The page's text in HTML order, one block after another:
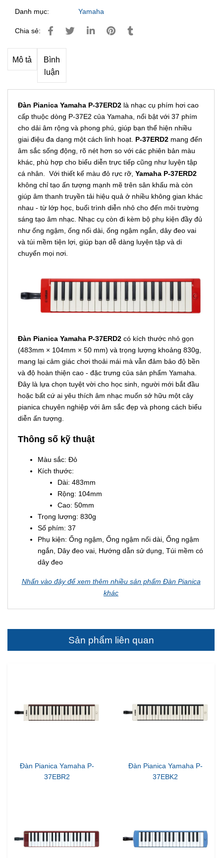
Danh mục: Yamaha
Chia sẻ:
Mô tả
Bình
luận
Đàn Pianica Yamaha P-37ERD2 là nhạc cụ phím hơi cao
cấp thuộc dòng P-37E2 của Yamaha, nổi bật với 37 phím
cho dải âm rộng và phong phú, giúp bạn thể hiện nhiều
giai điệu đa dạng một cách linh hoạt. P-37ERD2 mang đến
âm sắc sống động, rõ nét hơn so với các phiên bản màu
khác, phù hợp cho biểu diễn trực tiếp cũng như luyện tập
cá nhân. Với thiết kế màu đỏ rực rỡ, Yamaha P-37ERD2
không chỉ tạo ấn tượng mạnh mẽ trên sân khấu mà còn
giúp âm thanh truyền tải hiệu quả ở nhiều không gian khác
nhau - từ lớp học, buổi trình diễn nhỏ cho đến môi trường
sáng tạo âm nhạc. Nhạc cụ còn đi kèm bộ phụ kiện đầy đủ
như ống ngậm, ống nối dài, ống ngậm ngắn, dây đeo vai
và túi mềm tiện lợi, giúp bạn dễ dàng luyện tập và di
chuyển mọi nơi.
Đàn Pianica Yamaha P-37ERD2 có kích thước nhỏ gọn
(483mm × 104mm × 50 mm) và trọng lượng khoảng 830g,
mang lại cảm giác chơi thoải mái mà vẫn đảm bảo độ bền
và độ hoàn thiện cao - đặc trưng của sản phẩm Yamaha.
Đây là lựa chọn tuyệt vời cho học sinh, người mới bắt đầu
hoặc bất cứ ai yêu thích âm nhạc muốn sở hữu một cây
pianica chuyên nghiệp với âm sắc đẹp và phong cách biểu
diễn ấn tượng.
Thông số kỹ thuật
Màu sắc: Đỏ
Kích thước:
Dài: 483mm
Rộng: 104mm
Cao: 50mm
Trọng lượng: 830g
Số phím: 37
Phụ kiện: Ống ngậm, Ống ngậm nối dài, Ống ngậm
ngắn, Dây đeo vai, Hướng dẫn sử dụng, Túi mềm có
dây đeo
Nhấn vào đây để xem thêm nhiều sản phẩm Đàn Pianica
khác
Sản phẩm liên quan
Đàn Pianica Yamaha P-
37EBR2
Đàn Pianica Yamaha P-
37EBK2